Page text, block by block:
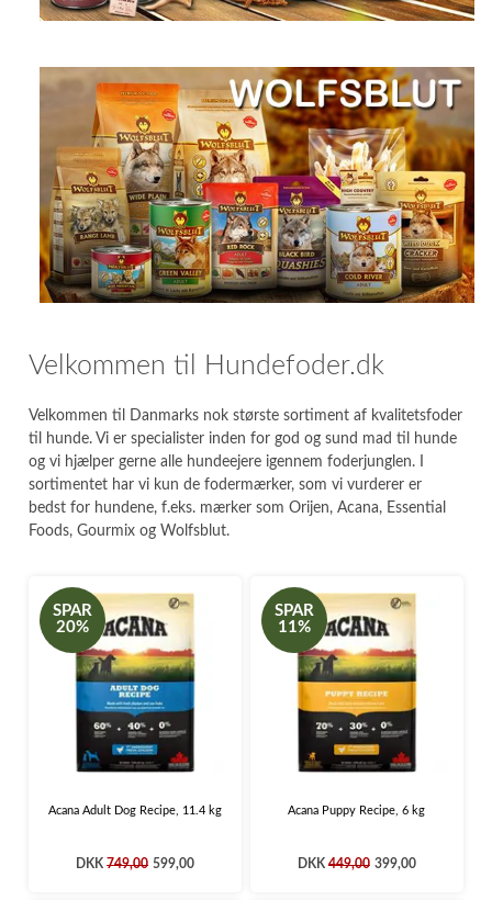
Velkommen til Hundefoder.dk
Velkommen til Danmarks nok største sortiment af kvalitetsfoder
til hunde. Vi er specialister inden for god og sund mad til hunde
og vi hjælper gerne alle hundeejere igennem foderjunglen. I
sortimentet har vi kun de fodermærker, som vi vurderer er
bedst for hundene, f.eks. mærker som Orijen, Acana, Essential
Foods, Gourmix og Wolfsblut.
SPAR
20%
Acana Adult Dog Recipe, 11.4 kg
DKK749,00 599,00
SPAR
11%
Acana Puppy Recipe, 6 kg
DKK449,00 399,00